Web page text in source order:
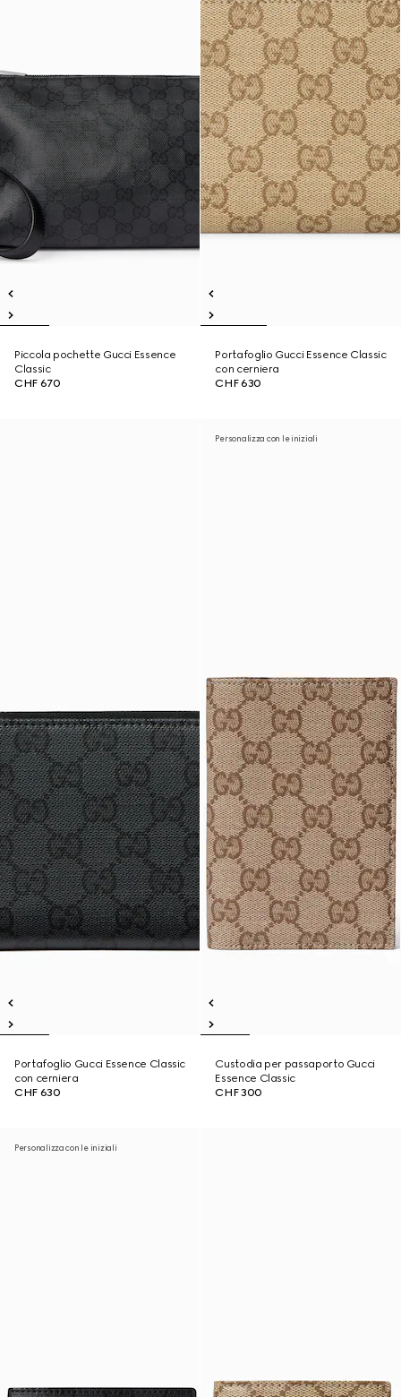
Piccola pochette Gucci Essence
Classic
CHF 670
Portafoglio Gucci Essence Classic
con cerniera
CHF 630
Portafoglio Gucci Essence Classic
con cerniera
CHF 630
Personalizza con le iniziali
Custodia per passaporto Gucci
Essence Classic
CHF 300
Personalizza con le iniziali